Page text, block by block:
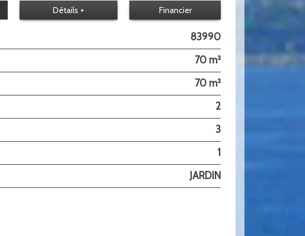
Détails + Financier
83990
70 m²
70 m²
2
3
1
JARDIN